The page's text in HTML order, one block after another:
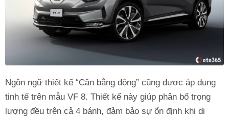
Ngôn ngữ thiết kế “Cân bằng động” cũng được áp dụng
tinh tế trên mẫu VF 8. Thiết kế này giúp phân bổ trọng
lượng đều trên cả 4 bánh, đảm bảo sự ổn định khi di